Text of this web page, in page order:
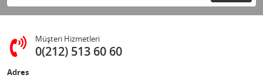
Müşteri Hizmetleri
0(212) 513 60 60
Adres